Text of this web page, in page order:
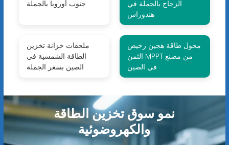
جنوب أوروبا بالجملة
الزجاج بالجملة في
هندوراس
ملحقات خزانة تخزين
الطاقة الشمسية في
الصين بسعر الجملة
محول طاقة هجين رخيص
الثمن MPPT من مصنع
في الصين
نمو سوق تخزين الطاقة
والكهروضوئية